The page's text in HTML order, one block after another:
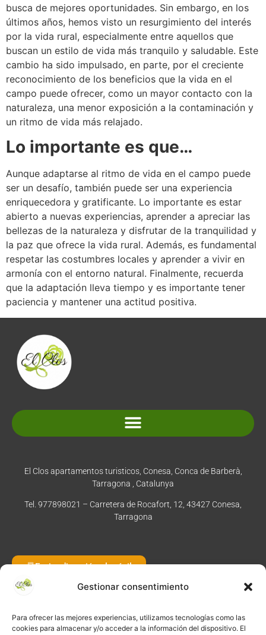
Gestionar consentimiento
Para ofrecer las mejores experiencias, utilizamos tecnologías como las
cookies para almacenar y/o acceder a la información del dispositivo. El
busca de mejores oportunidades. Sin embargo, en los
últimos años, hemos visto un resurgimiento del interés
por la vida rural, especialmente entre aquellos que
buscan un estilo de vida más tranquilo y saludable. Este
cambio ha sido impulsado, en parte, por el creciente
reconocimiento de los beneficios que la vida en el
campo puede ofrecer, como un mayor contacto con la
naturaleza, una menor exposición a la contaminación y
un ritmo de vida más relajado.
Lo importante es que…
Aunque adaptarse al ritmo de vida en el campo puede
ser un desafío, también puede ser una experiencia
enriquecedora y gratificante. Lo importante es estar
abierto a nuevas experiencias, aprender a apreciar las
bellezas de la naturaleza y disfrutar de la tranquilidad y
la paz que ofrece la vida rural. Además, es fundamental
respetar las costumbres locales y aprender a vivir en
armonía con el entorno natural. Finalmente, recuerda
que la adaptación lleva tiempo y es importante tener
paciencia y mantener una actitud positiva.
El Clos apartamentos turisticos, Conesa, Conca de Barberà,
Tarragona , Catalunya
Tel. 977898021 – Carretera de Rocafort, 12, 43427 Conesa,
Tarragona
Enviar dirección al móvil
© 2026 ·Créditos: Redacción: El Clos · Fotografía: Joaquim